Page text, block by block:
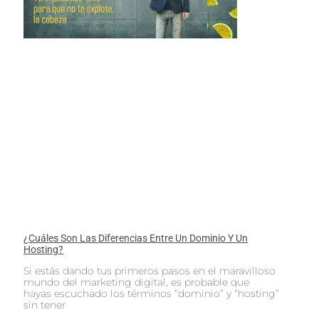
¿Cuáles Son Las Diferencias Entre Un Dominio Y Un
Hosting?
Si estás dando tus primeros pasos en el maravilloso
mundo del marketing digital, es probable que
hayas escuchado los términos “dominio” y “hosting”
sin tener